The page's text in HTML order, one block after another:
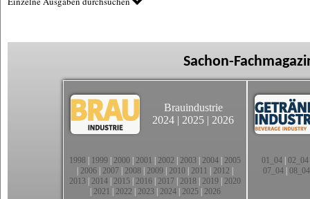
Sachon-
Brauindustrie
2024 | 2025 | 2026
1998 1999 2000 2001 2002 2003 2004 2005
2006 2007 2008 2009 2010 2011 2012
2013 2014 2015 2016 2017 2018 2019 2020
2021 2022 2023| 2024| 2025| 2026
01_04| 02_04
07_04 08_04